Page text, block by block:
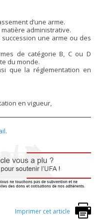
d’une arme.
administrative.
une arme ou des
de catégorie B, C ou D
du monde.
que la réglementation en
en vigueur,
.
Imprimer cet article